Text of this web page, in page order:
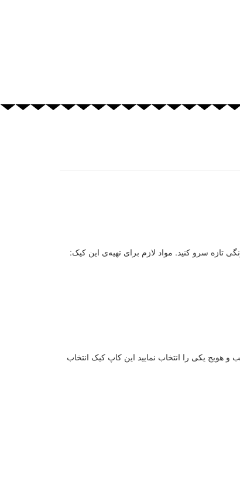
تازه سرو کنید. مواد لازم برای تهیه‌ی این کیک:
هویج یکی را انتخاب نمایید این کاپ کیک انتخاب